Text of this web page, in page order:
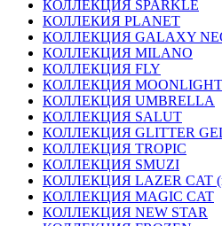
КОЛЛЕКЦИЯ SPARKLE
КОЛЛЕКИЯ PLANET
КОЛЛЕКЦИЯ GALAXY
КОЛЛЕКЦИЯ MILANO
КОЛЛЕКЦИЯ FLY
КОЛЛЕКЦИЯ MOONLIGHT
КОЛЛЕКЦИЯ UMBRELLA
КОЛЛЕКЦИЯ SALUT
КОЛЛЕКЦИЯ GLITTER GEL
КОЛЛЕКЦИЯ TROPIC
КОЛЛЕКЦИЯ SMUZI
КОЛЛЕКЦИЯ LAZER CAT
КОЛЛЕКЦИЯ MAGIC CAT
КОЛЛЕКЦИЯ NEW STAR